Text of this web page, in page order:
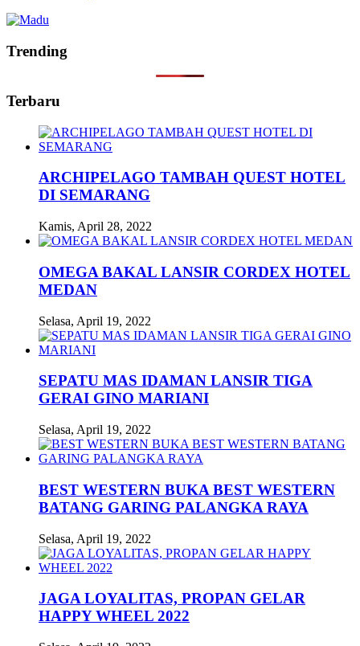
Trending
Terbaru
ARCHIPELAGO TAMBAH QUEST HOTEL
DI SEMARANG
Kamis, April 28, 2022
OMEGA BAKAL LANSIR CORDEX HOTEL
MEDAN
Selasa, April 19, 2022
SEPATU MAS IDAMAN LANSIR TIGA
GERAI GINO MARIANI
Selasa, April 19, 2022
BEST WESTERN BUKA BEST WESTERN
BATANG GARING PALANGKA RAYA
Selasa, April 19, 2022
JAGA LOYALITAS, PROPAN GELAR
HAPPY WHEEL 2022